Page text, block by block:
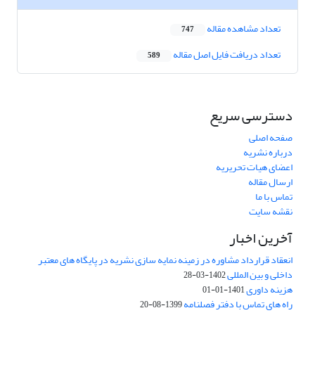
تعداد مشاهده مقاله 747
تعداد دریافت فایل اصل مقاله 589
دسترسی سریع
صفحه اصلی
درباره نشریه
اعضای هیات تحریریه
ارسال مقاله
تماس با ما
نقشه سایت
آخرین اخبار
انعقاد قرارداد مشاوره در زمینه نمایه سازی نشریه در پایگاه های معتبر
داخلی و بین المللی1402-03-28
هزینه داوری1401-01-01
راه های تماس با دفتر فصلنامه1399-08-20